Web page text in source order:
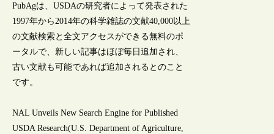
PubAgは、USDAの研究者によって発表された
1997年から2014年の科学雑誌の文献40,000以上
の文献検索と全文アクセスができる無料のポ
ータルで、新しい記事はほぼ毎日追加され、
古い文献も可能であれば追加されるとのこと
です。
NAL Unveils New Search Engine for Published
USDA Research(U.S. Department of Agriculture,